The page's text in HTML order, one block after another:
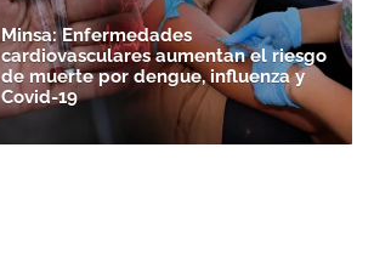
Minsa: Enfermedades
cardiovasculares aumentan el riesgo
de muerte por dengue, influenza y
Covid-19